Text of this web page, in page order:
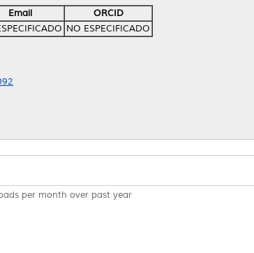
Email
ORCID
NO ESPECIFICADO
per month over past year